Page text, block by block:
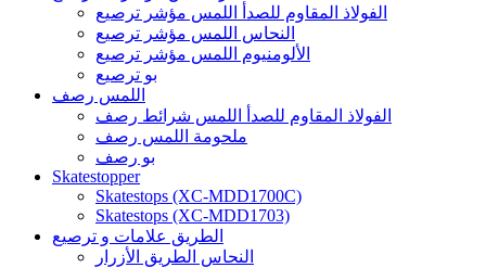
الفولاذ المقاوم للصدأ اللمس مؤشر ترصيع
النحاس اللمس مؤشر ترصيع
الألومنيوم اللمس مؤشر ترصيع
بو ترصيع
اللمس رصف
الفولاذ المقاوم للصدأ اللمس شرائط رصف
ملحومة اللمس رصف
بو رصف
Skatestopper
Skatestops (XC-MDD1700C)
Skatestops (XC-MDD1703)
الطريق علامات و ترصيع
النحاس الطريق الأزرار